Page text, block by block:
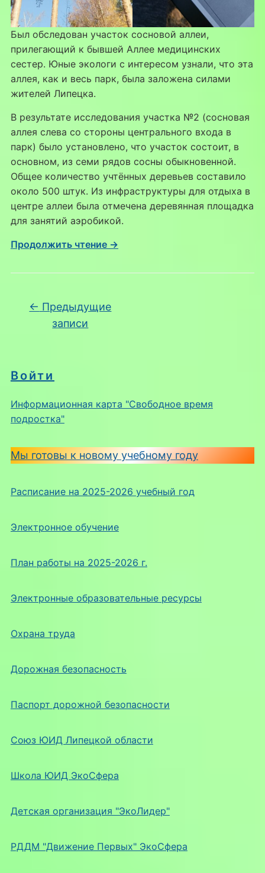
Войти
Информационная карта "Свободное время
подростка"
Мы готовы к новому учебному году
Расписание на 2025-2026 учебный год
Электронное обучение
План работы на 2025-2026 г.
Электронные образовательные ресурсы
Охрана труда
Дорожная безопасность
Паспорт дорожной безопасности
Союз ЮИД Липецкой области
Школа ЮИД ЭкоСфера
Детская организация "ЭкоЛидер"
РДДМ "Движение Первых" ЭкоСфера
Был обследован участок сосновой аллеи,
прилегающий к бывшей Аллее медицинских
сестер. Юные экологи с интересом узнали, что эта
аллея, как и весь парк, была заложена силами
жителей Липецка.
В результате исследования участка №2 (сосновая
аллея слева со стороны центрального входа в
парк) было установлено, что участок состоит, в
основном, из семи рядов сосны обыкновенной.
Общее количество учтённых деревьев составило
около 500 штук. Из инфраструктуры для отдыха в
центре аллеи была отмечена деревянная площадка
для занятий аэробикой.
Продолжить чтение →
Навигация по записям
← Предыдущие
записи